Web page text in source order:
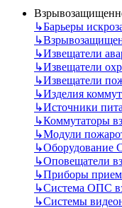
↳Барьеры
↳
↳Извещатели
↳Извещатели
↳Извещатели
↳Изделия
↳Источники
↳Коммутаторы
↳Модули
↳Оборудование
↳Оповещатели
↳Приборы
↳Система ОПС
↳Системы